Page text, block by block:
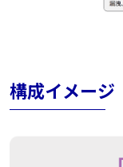
構成イメージ